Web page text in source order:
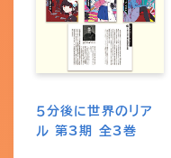
５分後に世界のリア
ル 第3期 全3巻